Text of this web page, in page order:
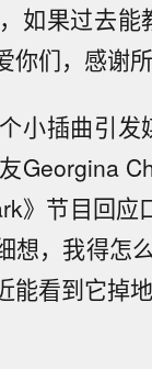
如果过去
你们，感谢
小插曲引
Georgina
》节目回
想，我得怎
看到它掉地